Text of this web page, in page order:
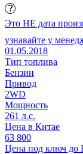
Это НЕ дата
узнавайте у
01.05.2018
Тип топлива
Бензин
Привод
2WD
Мощность
261 л.с.
Цена в Китае
63 800
Цена под ключ до